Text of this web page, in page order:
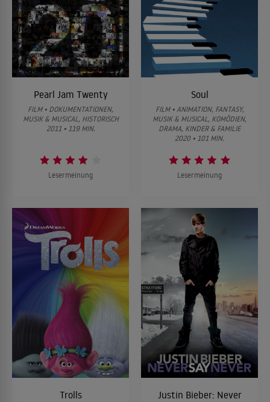
Pearl Jam Twenty
FILM • DOKUMENTATIONEN,
MUSIK & MUSICAL, HISTORISCH
2011 • 119 MIN.
Lesermeinung
Soul
FILM • ANIMATION, FANTASY,
MUSIK & MUSICAL, KOMÖDIEN,
DRAMA, KINDER & FAMILIE
2020 • 101 MIN.
Lesermeinung
Trolls
Justin Bieber: Never